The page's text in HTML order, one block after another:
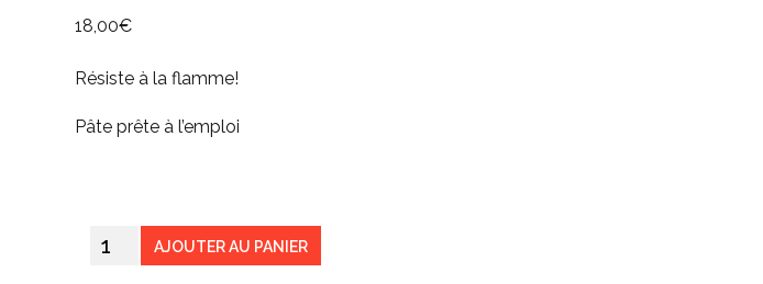
18,00€
Résiste à la flamme!
Pâte prête à l’emploi
AJOUTER AU PANIER